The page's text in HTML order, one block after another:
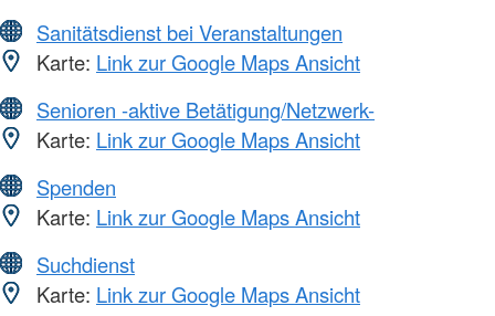
Sanitätsdienst bei Veranstaltungen
Karte: Link zur Google Maps Ansicht
Senioren -aktive Betätigung/Netzwerk-
Karte: Link zur Google Maps Ansicht
Spenden
Karte: Link zur Google Maps Ansicht
Suchdienst
Karte: Link zur Google Maps Ansicht